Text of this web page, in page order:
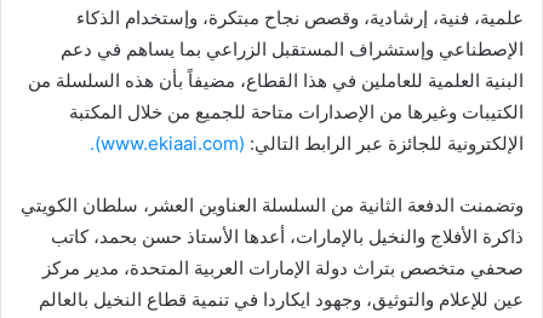
علمية، فنية، إرشادية، وقصص نجاح مبتكرة، وإستخدام الذكاء
الإصطناعي وإستشراف المستقبل الزراعي بما يساهم في دعم
البنية العلمية للعاملين في هذا القطاع، مضيفاً بأن هذه السلسلة من
الكتيبات وغيرها من الإصدارات متاحة للجميع من خلال المكتبة
الإلكترونية للجائزة عبر الرابط التالي: (www.ekiaai.com).
وتضمنت الدفعة الثانية من السلسلة العناوين العشر، سلطان الكويتي
ذاكرة الأفلاج والنخيل بالإمارات، أعدها الأستاذ حسن بحمد، كاتب
صحفي متخصص بتراث دولة الإمارات العربية المتحدة، مدير مركز
عين للإعلام والتوثيق، وجهود ايكاردا في تنمية قطاع النخيل بالعالم